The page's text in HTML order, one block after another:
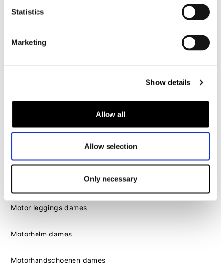
Statistics
Marketing
Show details
Allow all
Allow selection
Only necessary
Motorbroek dames
Motorjeans dames
Motor leggings dames
Motorhelm dames
Motorhandschoenen dames